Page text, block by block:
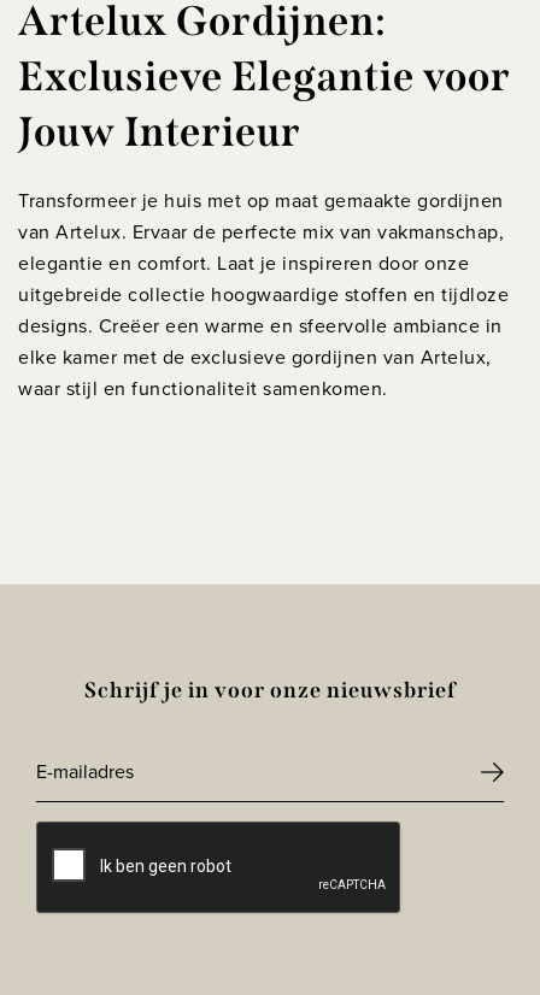
Artelux Gordijnen:
Exclusieve Elegantie voor
Jouw Interieur
Transformeer je huis met op maat gemaakte gordijnen
van Artelux. Ervaar de perfecte mix van vakmanschap,
elegantie en comfort. Laat je inspireren door onze
uitgebreide collectie hoogwaardige stoffen en tijdloze
designs. Creëer een warme en sfeervolle ambiance in
elke kamer met de exclusieve gordijnen van Artelux,
waar stijl en functionaliteit samenkomen.
Schrijf je in voor onze nieuwsbrief
mailadres